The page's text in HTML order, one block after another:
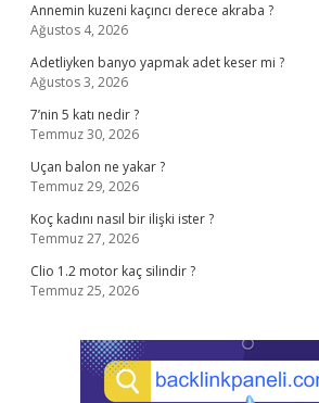
Annemin kuzeni kaçıncı derece akraba ?
Ağustos 4, 2026
Adetliyken banyo yapmak adet keser mi ?
Ağustos 3, 2026
7’nin 5 katı nedir ?
Temmuz 30, 2026
Uçan balon ne yakar ?
Temmuz 29, 2026
Koç kadını nasıl bir ilişki ister ?
Temmuz 27, 2026
Clio 1.2 motor kaç silindir ?
Temmuz 25, 2026